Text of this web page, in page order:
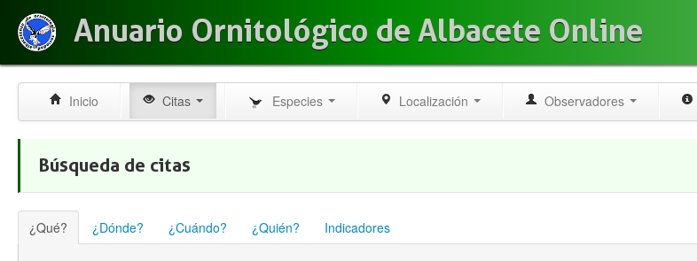
Anuario Ornitológico de Albacete Online
Inicio Citas Especies Localización Observadores
Búsqueda de citas
¿Qué? ¿Dónde? ¿Cuándo? ¿Quién? Indicadores